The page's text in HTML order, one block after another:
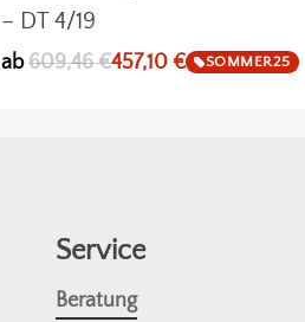
– DT 4/19
ab 609,46€457,10€ SOMMER25
Service
Beratung